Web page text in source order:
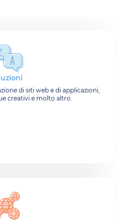
di siti web e di applicazioni,
creativi e molto altro.